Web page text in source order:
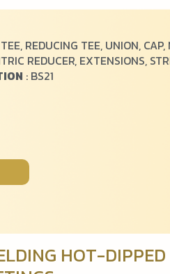
REDUCING TEE, UNION,
REDUCER, EXTENSIONS,
: BS21
HOT-DIPPED